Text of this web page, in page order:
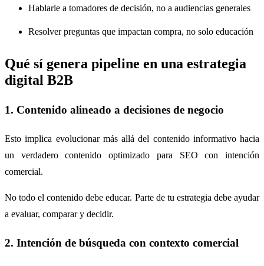
Hablarle a tomadores de decisión, no a audiencias generales
Resolver preguntas que impactan compra, no solo educación
Qué sí genera pipeline en una estrategia
digital B2B
1. Contenido alineado a decisiones de negocio
Esto implica evolucionar más allá del contenido informativo hacia
un verdadero contenido optimizado para SEO con intención
comercial.
No todo el contenido debe educar. Parte de tu estrategia debe ayudar
a evaluar, comparar y decidir.
2. Intención de búsqueda con contexto comercial